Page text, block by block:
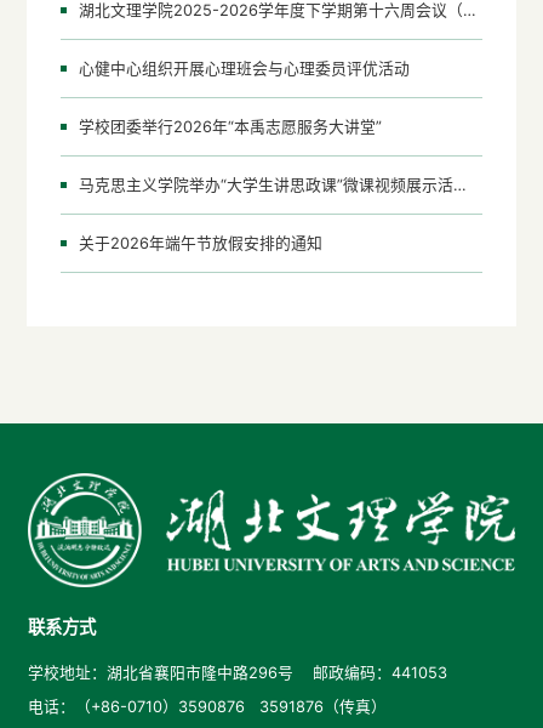
湖北文理学院2025-2026学年度下学期第十六周会议（活动）安排表
心健中心组织开展心理班会与心理委员评优活动
学校团委举行2026年“本禹志愿服务大讲堂”
马克思主义学院举办“大学生讲思政课”微课视频展示活动复赛
关于2026年端午节放假安排的通知
联系方式
学校地址：湖北省襄阳市隆中路296号 邮政编码：441053
电话：（+86-0710）3590876 3591876（传真）